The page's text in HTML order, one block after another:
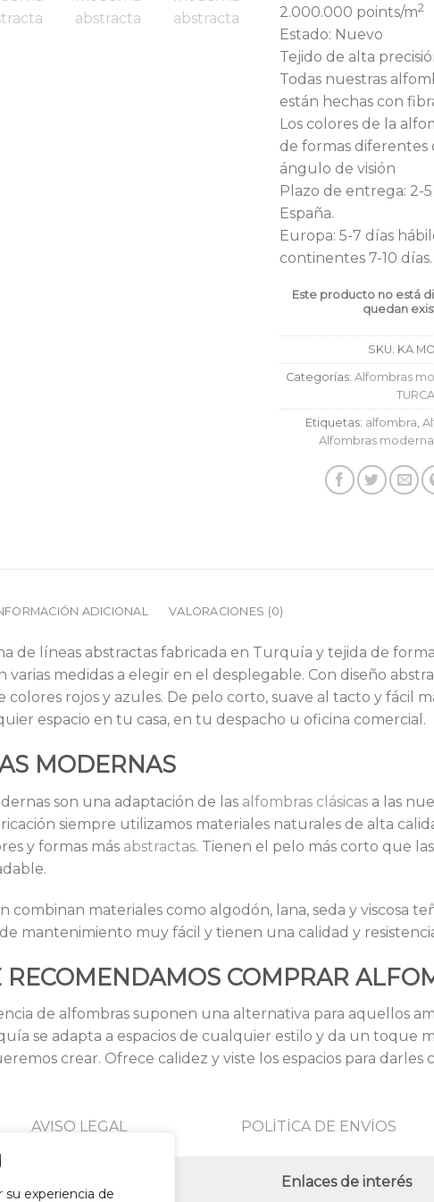
su experiencia de
2.000.000 points/m2
Estado: Nuevo
Tejido de alta
Todas nuestras
están hechas con
Los colores de la
de formas diferentes
ángulo de visión
Plazo de entrega: 2-
España.
Europa: 5-7 días
continentes 7-10 días.
Este producto no está
quedan
SKU: KA
Categorías: Alfombras
Etiquetas: alfombra
Alfombras
ADICIONAL VALORACIONES (0)
de líneas abstractas fabricada en Turquía y tejida de
varias medidas a elegir en el desplegable. Con diseño
colores rojos y azules. De pelo corto, suave al tacto y fácil
espacio en tu casa, en tu despacho u oficina comercial.
MODERNAS
son una adaptación de las alfombras clásicas a las
siempre utilizamos materiales naturales de alta
y formas más abstractas. Tienen el pelo más corto que
combinan materiales como algodón, lana, seda y viscosa
mantenimiento muy fácil y tienen una calidad y
RECOMENDAMOS COMPRAR
de alfombras suponen una alternativa para aquellos
se adapta a espacios de cualquier estilo y da un toque
crear. Ofrece calidez y viste los espacios para darles
AVISO LEGAL POLİTİCA DE ENVİOS
Enlaces de interés